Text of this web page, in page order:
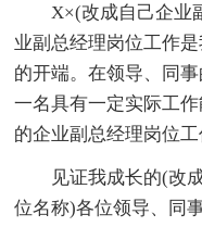
X×(改成自己企业
业副总经理岗位工作
的开端。在领导、同
一名具有一定实际工
的企业副总经理岗位
见证我成长的(改
位名称)各位领导、同